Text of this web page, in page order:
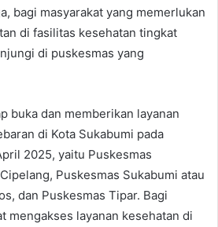
bagi masyarakat yang memerlukan
di fasilitas kesehatan tingkat
di puskesmas yang
buka dan memberikan layanan
di Kota Sukabumi pada
2025, yaitu Puskesmas
Puskesmas Sukabumi atau
dan Puskesmas Tipar. Bagi
mengakses layanan kesehatan di